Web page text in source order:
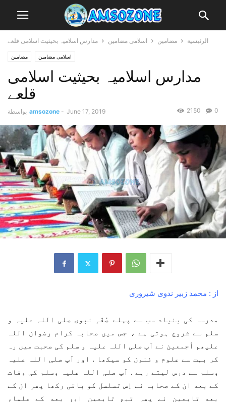
الرئيسية مضامین اسلامی مضامین مدارس اسلامیہ بحیثیت اسلامی قلعے
مضامین اسلامی مضامین
مدارس اسلامیہ بحیثیت اسلامی
قلعے
بواسطة amsozone - June 17, 2019 0
2150
از : محمد زبیر ندوی شیروری
مدرسہ کی بنیاد سب سے پہلے صُفّہِ نبوی صلی اللہ علیہ و
سلم سے شروع ہوتی ہے ، جس میں صحابہ کرام رضوان اللہ
علیھم أجمعین نے آپ صلی اللہ علیہ و سلم کی صحبت میں رہ
کر بہت سے علوم و فنون کو سیکھا . اور آپ صلی اللہ علیہ
وسلم سے درس لیتے رہے . آپ صلی اللہ علیہ وسلم کی وفات
کے بعد ان کے صحابہ نے اِس تسلسل کو باقی رکھا پھر ان کے
بعد تابعین نے پھر تبع تابعین اور بعد کے علماء